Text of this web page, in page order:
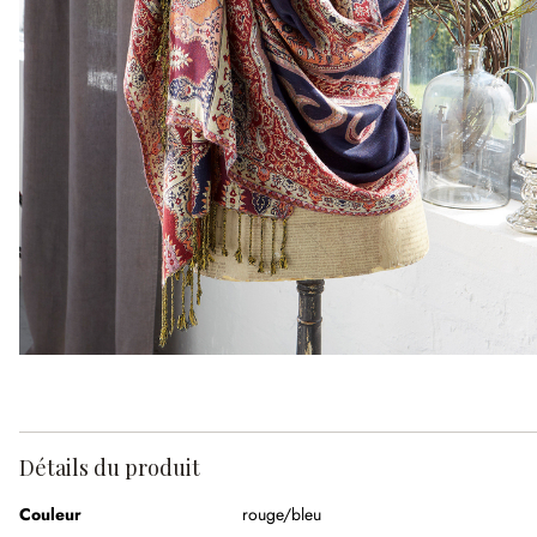
Détails du produit
Couleur rouge/bleu